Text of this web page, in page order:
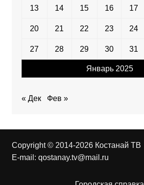
Январь 2025
13 14 15 16 17
20 21 22 23 24
27 28 29 30 31
« Дек Фев »
Copyright © 2014-2026 Костанай ТВ
E-mail: qostanay.tv@mail.ru